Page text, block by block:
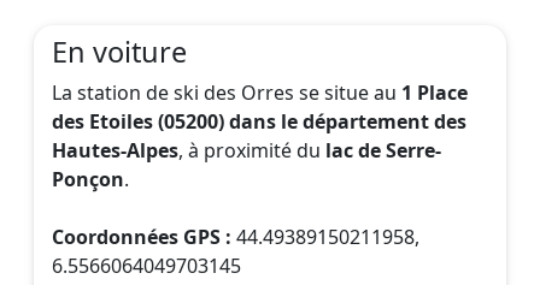
En voiture
La station de ski des Orres se situe au 1 Place
des Etoiles (05200) dans le département des
Hautes-Alpes, à proximité du lac de Serre-
Ponçon.
Coordonnées GPS : 44.49389150211958,
6.5566064049703145